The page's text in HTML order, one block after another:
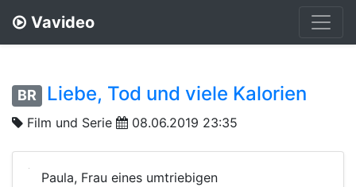
Vavideo
BR Liebe, Tod und viele Kalorien
Film und Serie 08.06.2019 23:35
Paula, Frau eines umtriebigen